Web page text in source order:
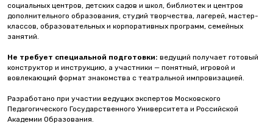
социальных центров, детских садов и школ, библиотек и центров
дополнительного образования, студий творчества, лагерей, мастер-
классов, образовательных и корпоративных программ, семейных
занятий.
Не требует специальной подготовки: ведущий получает готовый
конструктор и инструкцию, а участники — понятный, игровой и
вовлекающий формат знакомства с театральной импровизацией.
Разработано при участии ведущих экспертов Московского
Педагогического Государственного Университета и Российской
Академии Образования.